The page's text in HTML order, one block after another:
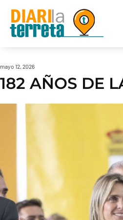
mayo 12, 2026
182 AÑOS DE